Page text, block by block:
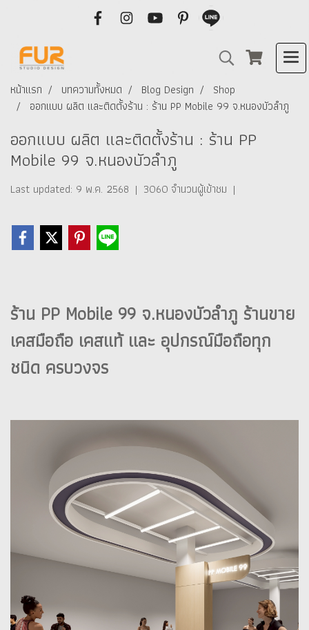
หน้าแรก บทความทั้งหมด Blog Design
Shop
ออกแบบ ผลิต และติดตั้งร้าน : ร้าน PP Mobile 99 จ.หนองบัวลำภู
ออกแบบ ผลิต และติดตั้งร้าน : ร้าน PP
Mobile 99 จ.หนองบัวลำภู
Last updated: 9 พ.ค. 2568 | 3060 จำนวนผู้เข้าชม |
ร้าน PP Mobile 99 จ.หนองบัวลำภู ร้านขาย
เคสมือถือ เคสแท้ และ อุปกรณ์มือถือทุก
ชนิด ครบวงจร